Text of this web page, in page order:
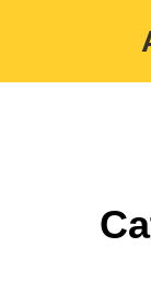
/home/atmerkakis/